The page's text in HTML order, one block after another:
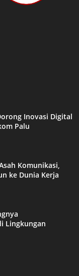
Inovasi Digital
Palu
Komunikasi,
ke Dunia Kerja
Lingkungan